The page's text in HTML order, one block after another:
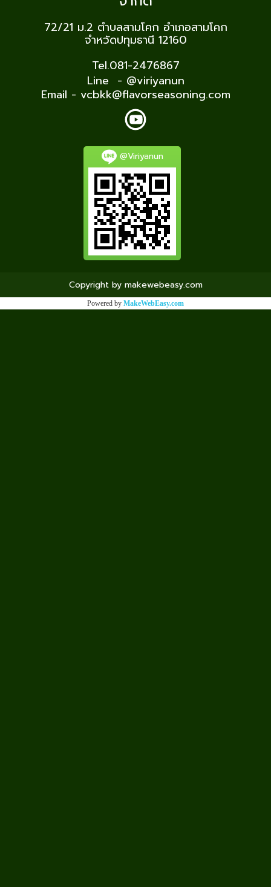
72/21 ม.2 ตำบลสามโคก อำเภอสามโคก
จำหวัดปทุมธานี 12160
Tel.081-2476867
Line - @viriyanun
Email - vcbkk@flavorseasoning.com
@Viriyanun
Copyright by makewebeasy.com
Powered by MakeWebEasy.com